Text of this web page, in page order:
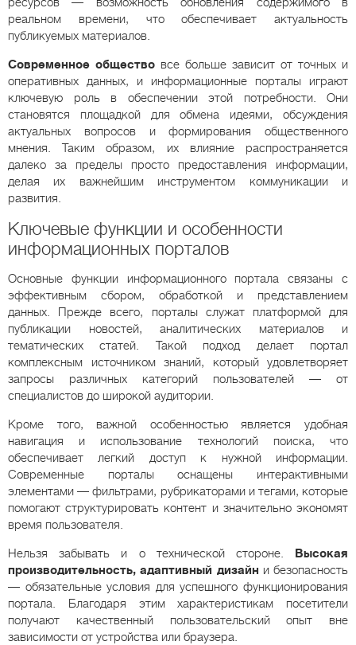
реальном времени, что обеспечивает актуальность
публикуемых материалов.
Современное общество все больше зависит от точных и
оперативных данных, и информационные порталы играют
ключевую роль в обеспечении этой потребности. Они
становятся площадкой для обмена идеями, обсуждения
актуальных вопросов и формирования общественного
мнения. Таким образом, их влияние распространяется
далеко за пределы просто предоставления информации,
делая их важнейшим инструментом коммуникации и
развития.
Ключевые функции и особенности
информационных порталов
Основные функции информационного портала связаны с
эффективным сбором, обработкой и представлением
данных. Прежде всего, порталы служат платформой для
публикации новостей, аналитических материалов и
тематических статей. Такой подход делает портал
комплексным источником знаний, который удовлетворяет
запросы различных категорий пользователей — от
специалистов до широкой аудитории.
Кроме того, важной особенностью является удобная
навигация и использование технологий поиска, что
обеспечивает легкий доступ к нужной информации.
Современные порталы оснащены интерактивными
элементами — фильтрами, рубрикаторами и тегами, которые
помогают структурировать контент и значительно экономят
время пользователя.
Нельзя забывать и о технической стороне. Высокая
производительность, адаптивный дизайн и безопасность
— обязательные условия для успешного функционирования
портала. Благодаря этим характеристикам посетители
получают качественный пользовательский опыт вне
зависимости от устройства или браузера.